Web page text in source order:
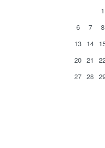
1
6
7 8
13 14
20 21
27 28